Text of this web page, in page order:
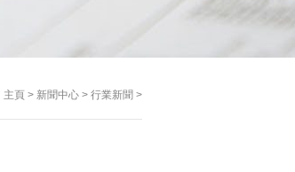
主頁 > 新聞中心 > 行業新聞 >